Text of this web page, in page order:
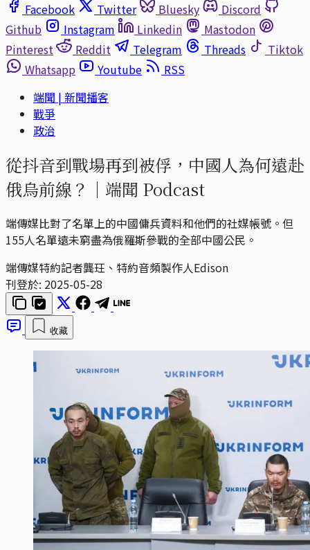
Facebook
Twitter Bluesky
Discord
Github
Instagram Linkedin
Mastodon
Pinterest
Reddit Telegram Threads
Tiktok
Whatsapp
Youtube
RSS
端聞 | 新聞播客
戰爭
政治
從抖音到戰場再到被俘，中國人為何遠赴
俄烏前線？｜端聞 Podcast
端傳媒比對了名單上的中國傭兵資料和他們的社媒帳號。但
155人名單遠未窮盡為俄羅斯參戰的全部中國公民。
端傳媒特約記者龔玨、特約音頻製作人Edison
刊登於: 2025-05-28
收藏